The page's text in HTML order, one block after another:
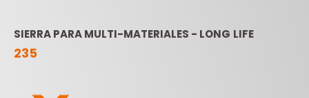
SIERRA PARA MULTI-MATERIALES - LONG LIFE
235